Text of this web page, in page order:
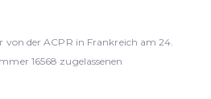
von der ACPR in Frankreich am 24.
16568 zugelassenen